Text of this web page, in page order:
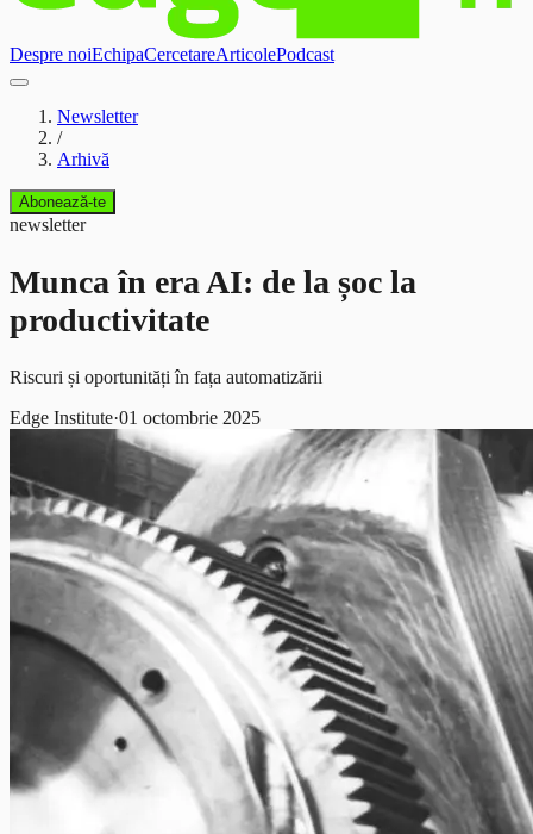
Despre noiEchipaCercetareArticolePodcast
Newsletter
/
Arhivă
Abonează-te
newsletter
Munca în era AI: de la șoc la
productivitate
Riscuri și oportunități în fața automatizării
Edge Institute·01 octombrie 2025